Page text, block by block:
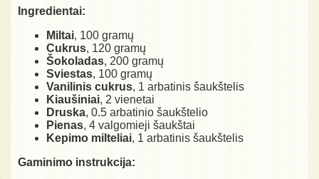
Ingredientai:
Miltai, 100 gramų
Cukrus, 120 gramų
Šokoladas, 200 gramų
Sviestas, 100 gramų
Vanilinis cukrus, 1 arbatinis šaukštelis
Kiaušiniai, 2 vienetai
Druska, 0.5 arbatinio šaukštelio
Pienas, 4 valgomieji šaukštai
Kepimo milteliai, 1 arbatinis šaukštelis
Gaminimo instrukcija: